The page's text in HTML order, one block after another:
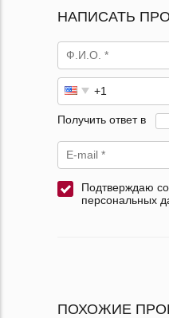
НАПИСАТЬ
Получить ответ в
Подтверждаю
персональных
ПОХОЖИЕ